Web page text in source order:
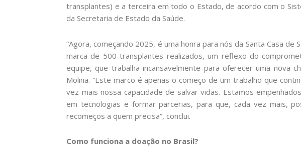
transplantes) e a terceira em todo o Estado, de acordo com o
da Secretaria de Estado da Saúde.
“Agora, começando 2025, é uma honra para nós da Santa Casa de
marca de 500 transplantes realizados, um reflexo do
equipe, que trabalha incansavelmente para oferecer uma nova
Molina. “Este marco é apenas o começo de um trabalho que
vez mais nossa capacidade de salvar vidas. Estamos
em tecnologias e formar parcerias, para que, cada vez mais,
recomeços a quem precisa”, conclui.
Como funciona a doação no Brasil?